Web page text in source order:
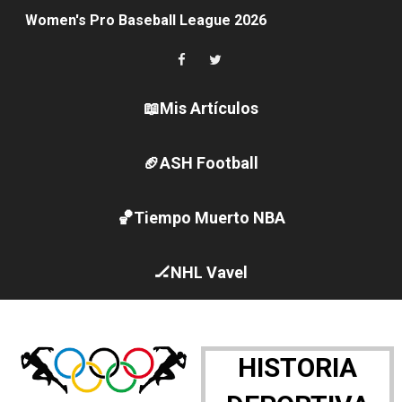
Canadá Open 2026
Mundial de MotoGP 2026 - GP Gran Bretaña
Grandes éxitos por fin para Chelsea Green, Chad
📖Mis Artículos
🏈ASH Football
🏀Tiempo Muerto NBA
🏒NHL Vavel
HISTORIA